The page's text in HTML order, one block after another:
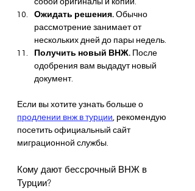
Ожидать решения. Обычно
рассмотрение занимает от
нескольких дней до пары недель.
Получить новый ВНЖ. После
одобрения вам выдадут новый
документ.
Если вы хотите узнать больше о
продлении внж в турции , рекомендую
посетить официальный сайт
миграционной службы.
Кому дают бессрочный ВНЖ в
Турции?